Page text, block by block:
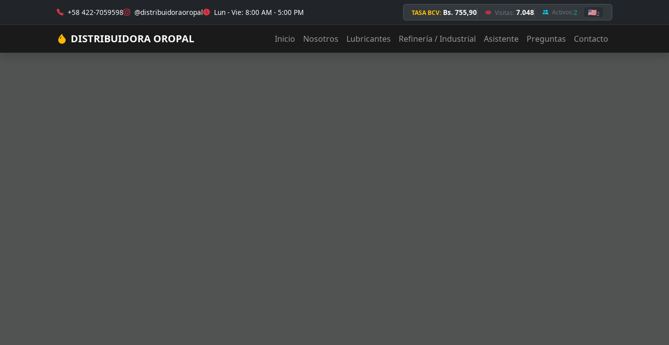
+58 422-7059598 @distribuidoraoropal Lun - Vie: 8:00 AM - 5:00 PM TASA BCV: Bs. 755,90 Visitas: 7.048 Activos:2 🇺🇸2
DISTRIBUIDORA OROPAL Inicio Nosotros Lubricantes Refinería / Industrial Asistente Preguntas Contacto